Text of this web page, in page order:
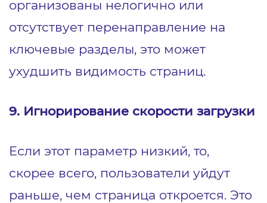
организованы нелогично или
отсутствует перенаправление на
ключевые разделы, это может
ухудшить видимость страниц.
9. Игнорирование скорости загрузки
Если этот параметр низкий, то,
скорее всего, пользователи уйдут
раньше, чем страница откроется. Это